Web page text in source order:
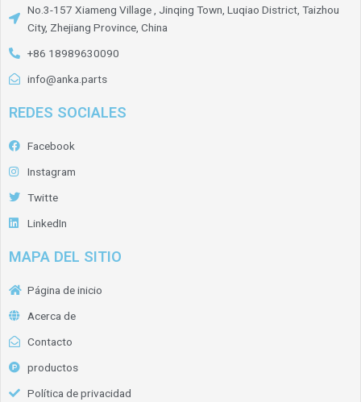
No.3-157 Xiameng Village , Jinqing Town, Luqiao District, Taizhou
City, Zhejiang Province, China
+86 18989630090
info@anka.parts
REDES SOCIALES
Facebook
Instagram
Twitte
LinkedIn
MAPA DEL SITIO
Página de inicio
Acerca de
Contacto
productos
Política de privacidad